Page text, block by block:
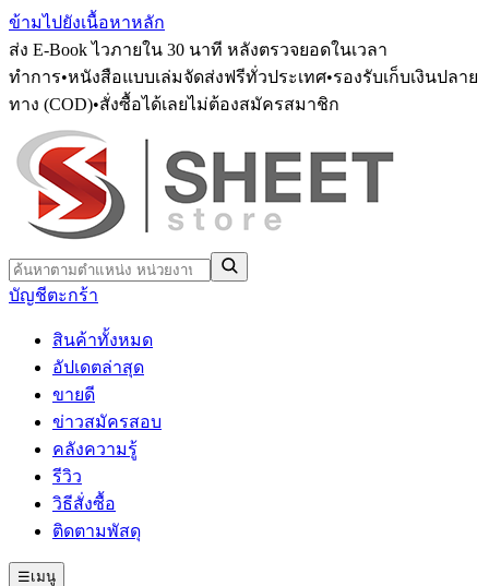
ข้ามไปยังเนื้อหาหลัก
ส่ง E-Book ไวภายใน 30 นาที หลังตรวจยอดในเวลา
ทำการ•หนังสือแบบเล่มจัดส่งฟรีทั่วประเทศ•รองรับเก็บเงินปลาย
ทาง (COD)•สั่งซื้อได้เลยไม่ต้องสมัครสมาชิก
บัญชีตะกร้า
สินค้าทั้งหมด
อัปเดตล่าสุด
ขายดี
ข่าวสมัครสอบ
คลังความรู้
รีวิว
วิธีสั่งซื้อ
ติดตามพัสดุ
☰เมนู